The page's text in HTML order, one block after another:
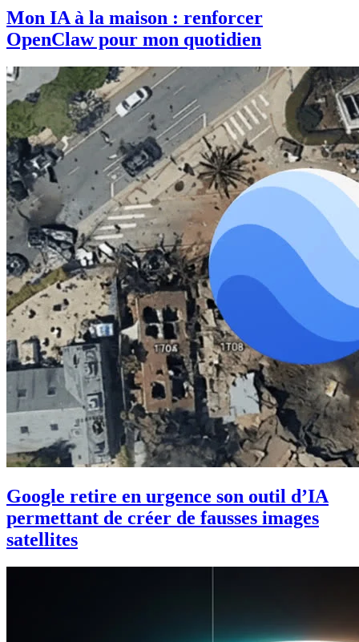
Mon IA à la maison : renforcer
OpenClaw pour mon quotidien
Google retire en urgence son outil d’IA
permettant de créer de fausses images
satellites